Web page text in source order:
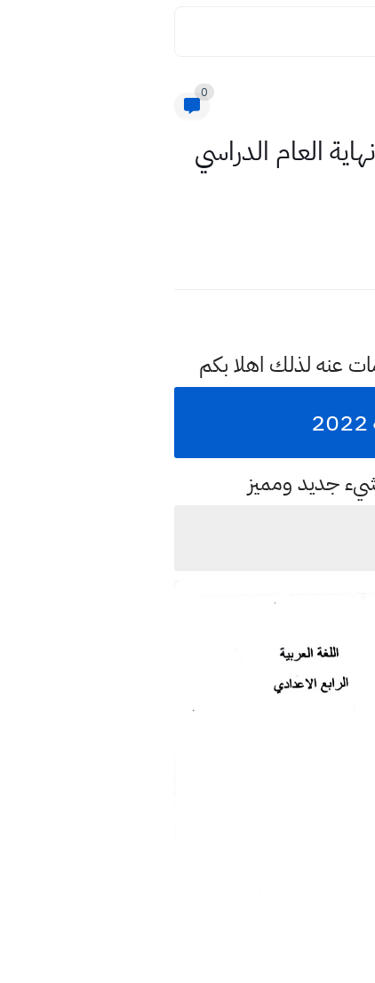
0
اسئلة اللغة العربية صف الرابع الاعدادي نهاية الكورس الثاني 2022 نهاية العام الدراسي
عنه لذلك اهلا بكم
جديد ومميز